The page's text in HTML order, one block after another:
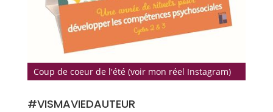
Coup de coeur de l'été (voir mon réel Instagram)
#VISMAVIEDAUTEUR